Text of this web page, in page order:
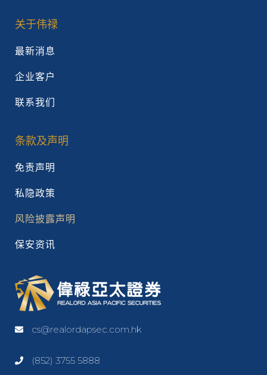
关于伟禄
最新消息
企业客户
联系我们
条款及声明
免责声明
私隐政策
风险披露声明
保安资讯
cs@realordapsec.com.hk
(852) 3755 5888